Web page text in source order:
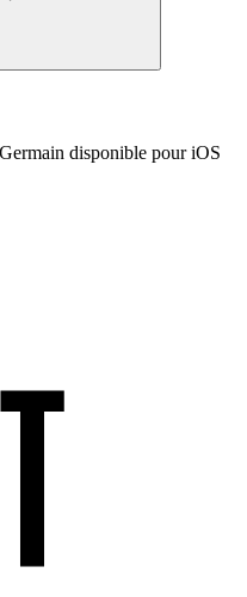
disponible pour iOS